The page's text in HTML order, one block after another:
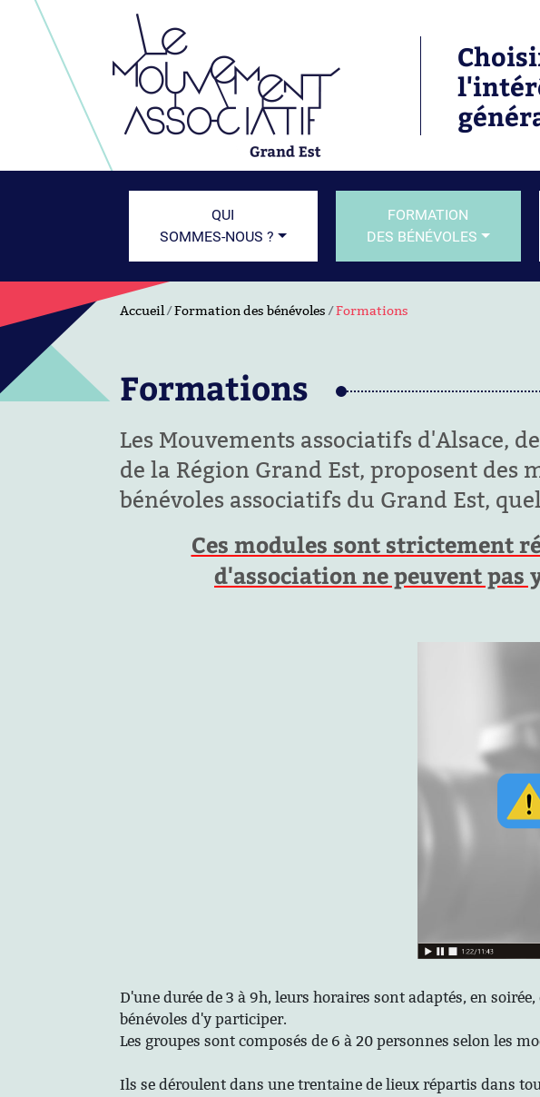
QUI
SOMMES-NOUS ?
FORMATION
DES BÉNÉVOLES
Accueil Formation des bénévoles Formations
Formations
Les Mouvements associatifs d'Alsace,
de la Région Grand Est, proposent
bénévoles associatifs du Grand Est,
Ces modules sont strictement
d'association ne peuvent
D'une durée de 3 à 9h, leurs horaires sont adaptés, en
bénévoles d'y participer.
Les groupes sont composés de 6 à 20 personnes selon les
Ils se déroulent dans une trentaine de lieux répartis dans